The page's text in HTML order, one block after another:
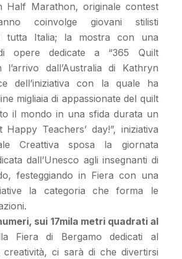
Half Marathon, originale contest
coinvolge giovani stilisti
tutta Italia; la mostra con una
opere dedicate a “365 Quilt
l’arrivo dall’Australia di Kathryn
dell’iniziativa con la quale ha
migliaia di appassionate del quilt
il mondo in una sfida durata un
Happy Teachers’ day!”, iniziativa
Creattiva sposa la giornata
dall’Unesco agli insegnanti di
festeggiando in Fiera con una
la categoria che forma le
sui 17mila metri quadrati al
Fiera di Bergamo dedicati al
creatività, ci sarà di che divertirsi